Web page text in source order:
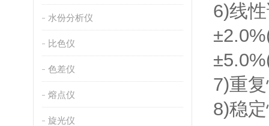
水份分析仪
比色仪
色差仪
熔点仪
旋光仪
6)线
7)重
8)稳